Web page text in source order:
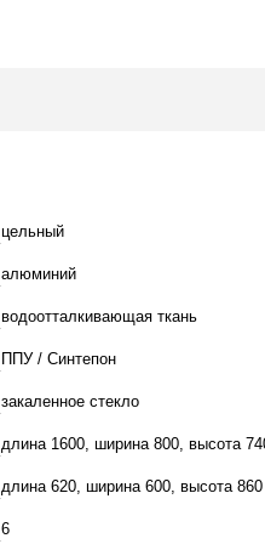
цельный
алюминий
водоотталкивающая ткань
ППУ / Синтепон
закаленное стекло
длина 1600, ширина 800, высота
длина 620, ширина 600, высота 860
6